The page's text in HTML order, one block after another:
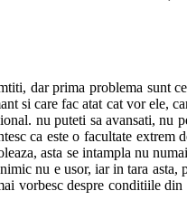
dar prima problema sunt
si care fac atat cat vor ele,
nu puteti sa avansati,
ca este o facultate
asta se intampla nu
nu e usor, iar in tara
vorbesc despre conditiile